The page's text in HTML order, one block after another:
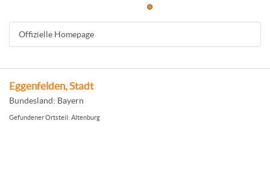
Offizielle Homepage
Eggenfelden, Stadt
Bundesland: Bayern
Gefundener Ortsteil: Altenburg